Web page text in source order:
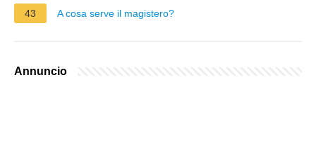
43 A cosa serve il magistero?
Annuncio